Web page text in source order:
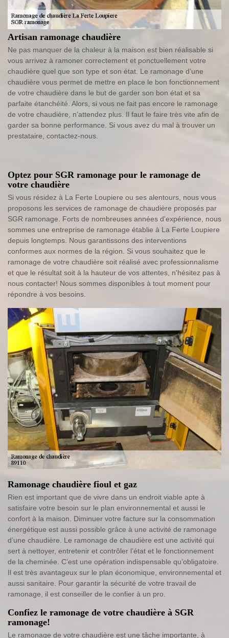
Artisan ramonage chaudière
Ne pas manquer de la chaleur à la maison est bien réalisable si
vous arrivez à ramoner correctement et ponctuellement votre
chaudière quel que son type et son état. Le ramonage d’une
chaudière vous permet de mettre en place le bon fonctionnement
de votre chaudière dans le but de garder son bon état et sa
parfaite étanchéité. Alors, si vous ne fait pas encore le ramonage
de votre chaudière, n’attendez plus. Il faut le faire très vite afin de
garder sa bonne performance. Si vous avez du mal à trouver un
prestataire, contactez-nous.
Optez pour SGR ramonage pour le ramonage de
votre chaudière
Si vous résidez à La Ferte Loupiere ou ses alentours, nous vous
proposons les services de ramonage de chaudière proposés par
SGR ramonage. Forts de nombreuses années d'expérience, nous
sommes une entreprise de ramonage établie à La Ferte Loupiere
depuis longtemps. Nous garantissons des interventions
conformes aux normes de la région. Si vous souhaitez que le
ramonage de votre chaudière soit réalisé avec professionnalisme
et que le résultat soit à la hauteur de vos attentes, n'hésitez pas à
nous contacter! Nous sommes disponibles à tout moment pour
répondre à vos besoins.
Ramonage chaudière fioul et gaz
Rien est important que de vivre dans un endroit viable apte à
satisfaire votre besoin sur le plan environnemental et aussi le
confort à la maison. Diminuer votre facture sur la consommation
énergétique est aussi possible grâce à une activité de ramonage
d’une chaudière. Le ramonage de chaudière est une activité qui
sert à nettoyer, entretenir et contrôler l’état et le fonctionnement
de la cheminée. C’est une opération indispensable qu’obligatoire.
Il est très avantageux sur le plan économique, environnemental et
aussi sanitaire. Pour garantir la sécurité de votre travail de
ramonage, il est conseiller de le confier à un pro.
Confiez le ramonage de votre chaudière à SGR
ramonage!
Le ramonage de votre chaudière est une tâche importante, à